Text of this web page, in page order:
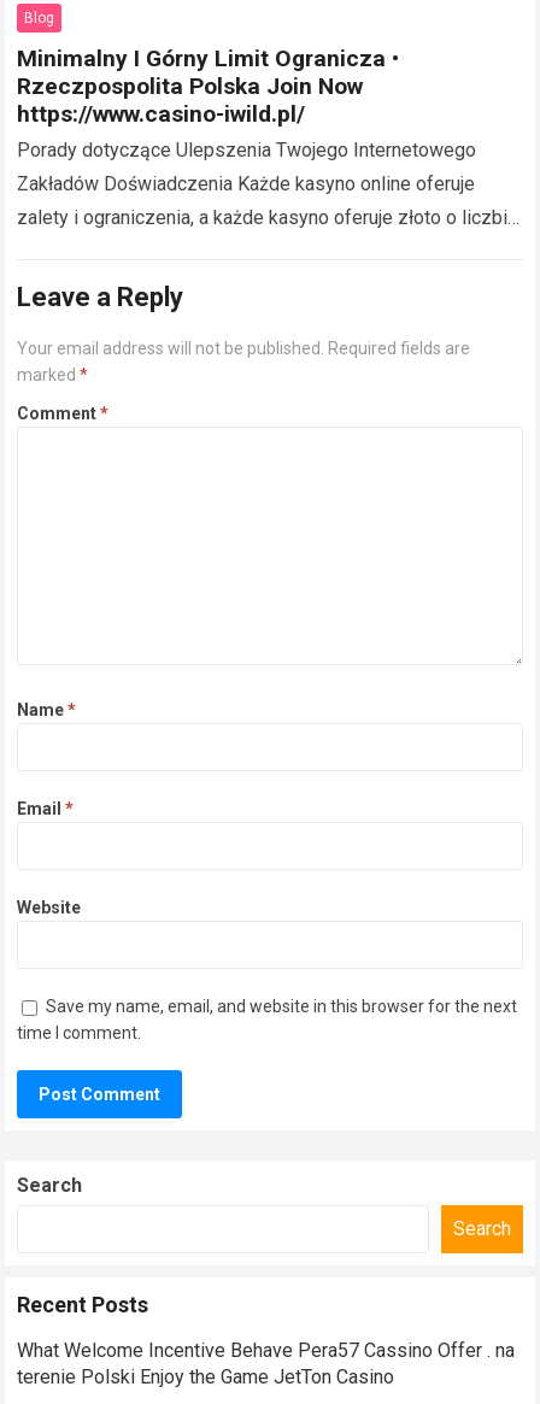
Blog
Minimalny I Górny Limit Ogranicza •
Rzeczpospolita Polska Join Now
https://www.casino-iwild.pl/
Porady dotyczące Ulepszenia Twojego Internetowego
Zakładów Doświadczenia Każde kasyno online oferuje
zalety i ograniczenia, a każde kasyno oferuje złoto o liczbie
konkretnego aktora…
Leave a Reply
Your email address will not be published. Required fields are
marked*
Comment*
Name*
Email*
Website
Save my name, email, and website in this browser for the next
time I comment.
Search
Search
Recent Posts
What Welcome Incentive Behave Pera57 Cassino Offer . na
terenie Polski Enjoy the Game JetTon Casino